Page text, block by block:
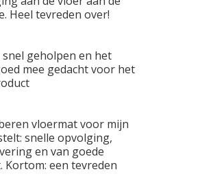
Heel tevreden over!
snel geholpen en het
mee gedacht voor het
vloermat voor mijn
snelle opvolging,
en van goede
Kortom: een tevreden